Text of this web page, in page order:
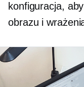
konfiguracja,
obrazu i